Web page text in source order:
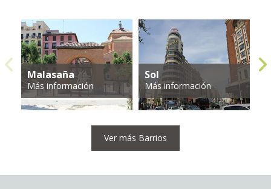
Malasaña
Más información
Sol
Más información
Ver más Barrios